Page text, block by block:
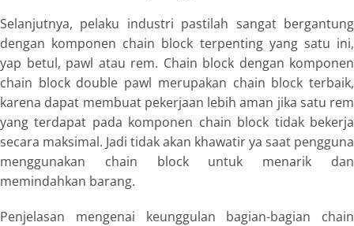
Selanjutnya, pelaku industri pastilah sangat bergantung
dengan komponen chain block terpenting yang satu ini,
yap betul, pawl atau rem. Chain block dengan komponen
chain block double pawl merupakan chain block terbaik,
karena dapat membuat pekerjaan lebih aman jika satu rem
yang terdapat pada komponen chain block tidak bekerja
secara maksimal. Jadi tidak akan khawatir ya saat pengguna
menggunakan chain block untuk menarik dan
memindahkan barang.
Penjelasan mengenai keunggulan bagian-bagian chain